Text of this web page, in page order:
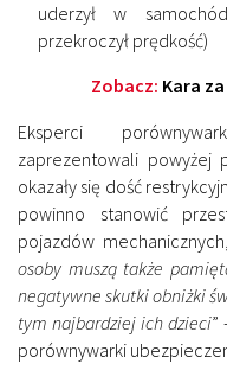
uderzył w
przekroczył prędkość)
Zobacz: Kara
Eksperci
zaprezentowali powyżej
okazały się dość
powinno stanowić
pojazdów
osoby muszą także
negatywne skutki obniżki
tym najbardziej ich dzieci”
porównywarki